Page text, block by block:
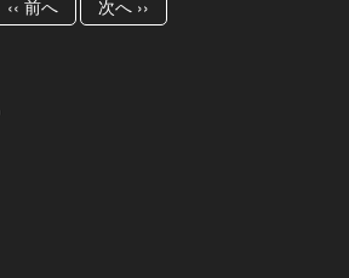
‹‹ 前へ 次へ ››